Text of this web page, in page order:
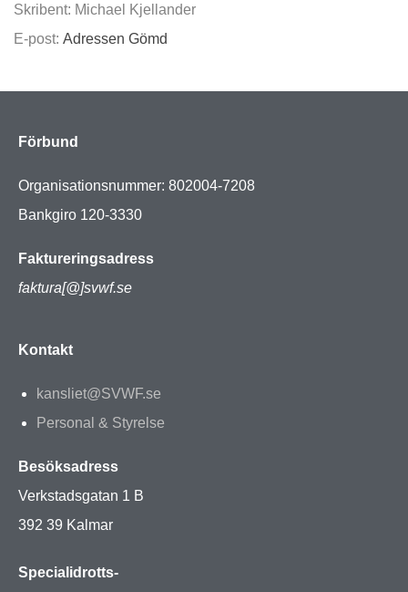
Skribent: Michael Kjellander
E-post: Adressen Gömd
Förbund
Organisationsnummer: 802004-7208
Bankgiro 120-3330
Faktureringsadress
faktura[@]svwf.se
Kontakt
kansliet@SVWF.se
Personal & Styrelse
Besöksadress
Verkstadsgatan 1 B
392 39 Kalmar
Specialidrotts-